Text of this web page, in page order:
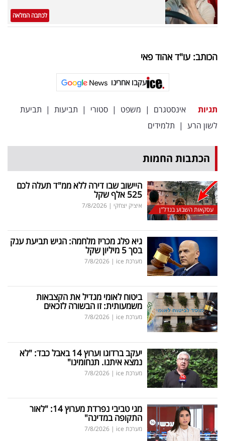
לכתבה המלאה
הכותב: עו"ד אהוד פאי
עקבו אחרינו
תגיות אינסטגרם | משפט | סטורי | תביעות | תביעת
לשון הרע | תלמידים
הכתבות החמות
עסקאות השבוע בנדל"ן
היישוב שבו דירה ללא ממ"ד תעלה לכם
525 אלף שקל
איציק יצחקי |
7/8/2026
גיא פלג מכריז מלחמה: הגיש תביעת ענק
בסך 5 מיליון שקל
מערכת ice |
7/8/2026
ביטוח לאומי מגדיל את הקצבאות
משמעותית: זו הבשורה לזכאים
מערכת ice |
7/8/2026
יעקב ברדוגו וערוץ 14 באבל כבד: "לא
נמצא איתנו. תנחומינו"
מערכת ice |
7/8/2026
מגי טביבי נפרדת מערוץ 14: "לאור
התקופה במדינה"
מערכת ice |
7/8/2026